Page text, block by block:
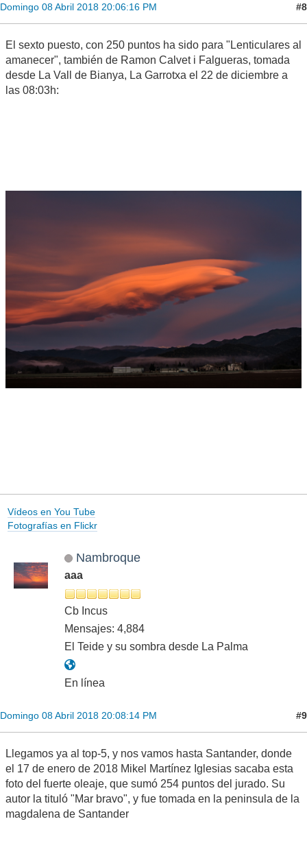
Domingo 08 Abril 2018 20:06:16 PM #8
El sexto puesto, con 250 puntos ha sido para "Lenticulares al
amanecer", también de Ramon Calvet i Falgueras, tomada
desde La Vall de Bianya, La Garrotxa el 22 de diciembre a
las 08:03h:
Vídeos en You Tube
Fotografías en Flickr
Nambroque
aaa
Cb Incus
Mensajes: 4,884
El Teide y su sombra desde La Palma
En línea
Domingo 08 Abril 2018 20:08:14 PM #9
Llegamos ya al top-5, y nos vamos hasta Santander, donde
el 17 de enero de 2018 Mikel Martínez Iglesias sacaba esta
foto del fuerte oleaje, que sumó 254 puntos del jurado. Su
autor la tituló "Mar bravo", y fue tomada en la peninsula de la
magdalena de Santander